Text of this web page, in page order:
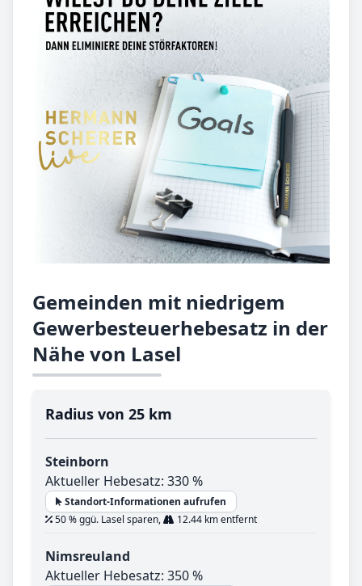
Gemeinden mit niedrigem
Gewerbesteuerhebesatz in der
Nähe von Lasel
Radius von 25 km
Steinborn
Aktueller Hebesatz: 330 %
Standort-Informationen aufrufen
50 % ggü. Lasel sparen,
12.44 km entfernt
Nimsreuland
Aktueller Hebesatz: 350 %